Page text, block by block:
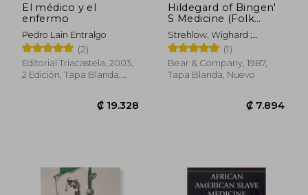
El médico y el
enfermo
Pedro Lain Entralgo
(2)
Editorial Triacastela, 2003,
2 Edición, Tapa Blanda,
Hildegard of Bingen'
S Medicine (Folk
Wisdom Series) (en
Inglés)
Strehlow, Wighard ;
Hertzka, Gottfried
(1)
Bear & Company, 1987,
Tapa Blanda, Nuevo